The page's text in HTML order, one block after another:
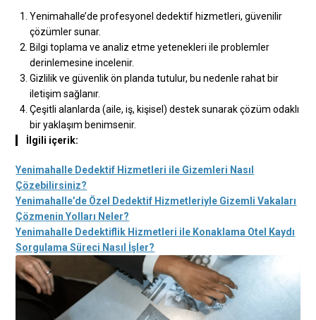
Yenimahalle’de profesyonel dedektif hizmetleri, güvenilir
çözümler sunar.
Bilgi toplama ve analiz etme yetenekleri ile problemler
derinlemesine incelenir.
Gizlilik ve güvenlik ön planda tutulur, bu nedenle rahat bir
iletişim sağlanır.
Çeşitli alanlarda (aile, iş, kişisel) destek sunarak çözüm odaklı
bir yaklaşım benimsenir.
İlgili içerik:
Yenimahalle Dedektif Hizmetleri ile Gizemleri Nasıl
Çözebilirsiniz?
Yenimahalle’de Özel Dedektif Hizmetleriyle Gizemli Vakaları
Çözmenin Yolları Neler?
Yenimahalle Dedektiflik Hizmetleri ile Konaklama Otel Kaydı
Sorgulama Süreci Nasıl İşler?